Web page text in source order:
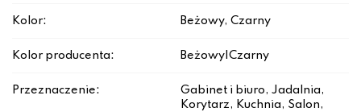
Kolor: Beżowy, Czarny
Kolor producenta: Beżowy|Czarny
Przeznaczenie:
Gabinet i biuro, Jadalnia,
Korytarz, Kuchnia, Salon,